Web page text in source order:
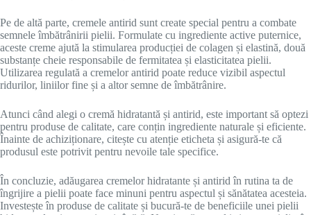
Pe de altă parte, cremele antirid sunt create special pentru a combate
semnele îmbătrânirii pielii. Formulate cu ingrediente active puternice,
aceste creme ajută la stimularea producției de colagen și elastină, două
substanțe cheie responsabile de fermitatea și elasticitatea pielii.
Utilizarea regulată a cremelor antirid poate reduce vizibil aspectul
ridurilor, liniilor fine și a altor semne de îmbătrânire.
Atunci când alegi o cremă hidratantă și antirid, este important să optezi
pentru produse de calitate, care conțin ingrediente naturale și eficiente.
Înainte de achiziționare, citește cu atenție eticheta și asigură-te că
produsul este potrivit pentru nevoile tale specifice.
În concluzie, adăugarea cremelor hidratante și antirid în rutina ta de
îngrijire a pielii poate face minuni pentru aspectul și sănătatea acesteia.
Investește în produse de calitate și bucură-te de beneficiile unei pielii